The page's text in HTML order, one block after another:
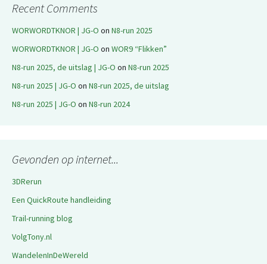
Recent Comments
WORWORDTKNOR | JG-O on N8-run 2025
WORWORDTKNOR | JG-O on WOR9 “Flikken”
N8-run 2025, de uitslag | JG-O on N8-run 2025
N8-run 2025 | JG-O on N8-run 2025, de uitslag
N8-run 2025 | JG-O on N8-run 2024
Gevonden op internet...
3DRerun
Een QuickRoute handleiding
Trail-running blog
VolgTony.nl
WandelenInDeWereld